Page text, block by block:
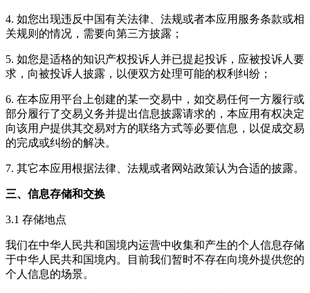
4. 如您出现违反中国有关法律、法规或者本应用服务条款或相
关规则的情况，需要向第三方披露；
5. 如您是适格的知识产权投诉人并已提起投诉，应被投诉人要
求，向被投诉人披露，以便双方处理可能的权利纠纷；
6. 在本应用平台上创建的某一交易中，如交易任何一方履行或
部分履行了交易义务并提出信息披露请求的，本应用有权决定
向该用户提供其交易对方的联络方式等必要信息，以促成交易
的完成或纠纷的解决。
7. 其它本应用根据法律、法规或者网站政策认为合适的披露。
三、信息存储和交换
3.1 存储地点
我们在中华人民共和国境内运营中收集和产生的个人信息存储
于中华人民共和国境内。目前我们暂时不存在向境外提供您的
个人信息的场景。